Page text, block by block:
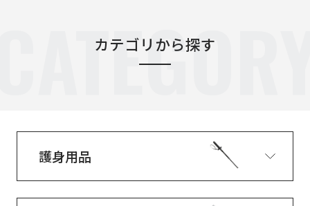
カテゴリから探す
護身用品